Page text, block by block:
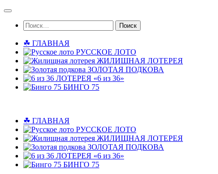
Skip
content Найти:
☘ ГЛАВНАЯ
РУССКОЕ ЛОТО
ЖИЛИЩНАЯ ЛОТЕРЕЯ
ЗОЛОТАЯ ПОДКОВА
ЛОТЕРЕЯ «6 из 36»
БИНГО 75
☘ ГЛАВНАЯ
РУССКОЕ ЛОТО
ЖИЛИЩНАЯ ЛОТЕРЕЯ
ЗОЛОТАЯ ПОДКОВА
ЛОТЕРЕЯ «6 из 36»
БИНГО 75